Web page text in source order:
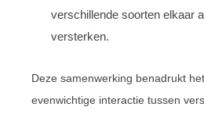
verschillende soorten elkaar
versterken.
Deze samenwerking benadrukt
evenwichtige interactie tussen